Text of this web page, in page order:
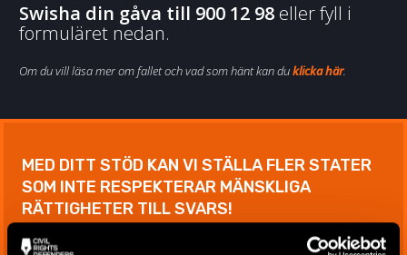
Swisha din gåva till 900 12 98 eller fyll i
formuläret nedan.
Om du vill läsa mer om fallet och vad som hänt kan duklicka här.
MED DITT STÖD KAN VI STÄLLA FLER STATER
SOM INTE RESPEKTERAR MÄNSKLIGA
RÄTTIGHETER TILL SVARS!